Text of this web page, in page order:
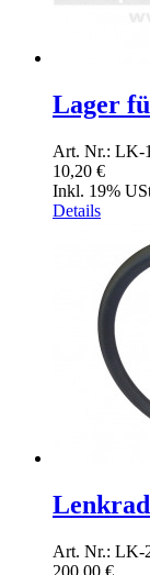
Lager
Art. Nr.: LK-
10,20 €
Inkl. 19%
Details
Art. Nr.: LK-
200,00 €